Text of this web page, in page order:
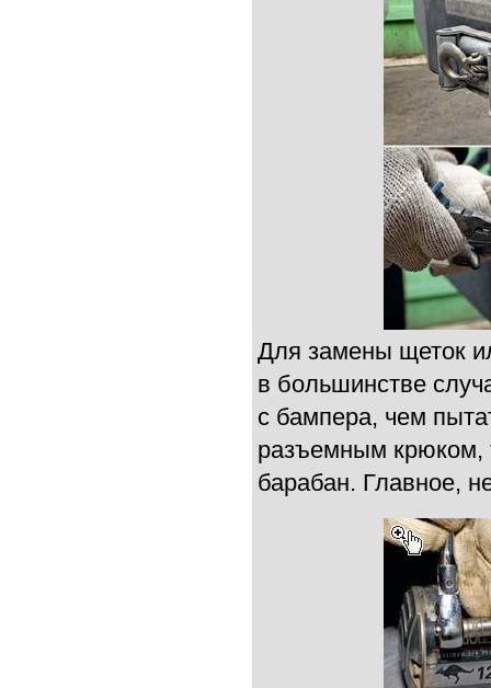
Для замены щеток
в большинстве
с бампера, чем
разъемным крюком,
барабан. Главное,